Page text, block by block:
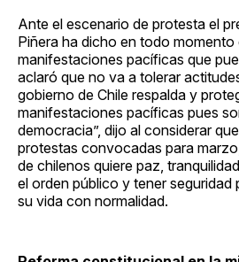
Ante el escenario de protesta el
Piñera ha dicho en todo momento
manifestaciones pacíficas que
aclaró que no va a tolerar
gobierno de Chile respalda y
manifestaciones pacíficas pues
democracia”, dijo al considerar
protestas convocadas para
de chilenos quiere paz,
el orden público y tener seguridad
su vida con normalidad.